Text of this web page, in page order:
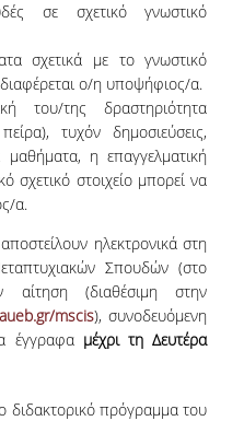
σε σχετικό γνωστικό
σχετικά με το γνωστικό
ο/η υποψήφιος/α.
του/της δραστηριότητα
τυχόν δημοσιεύσεις,
μαθήματα, η επαγγελματική
σχετικό στοιχείο μπορεί να
α.
ηλεκτρονικά στη
Σπουδών (στο
(διαθέσιμη στην
mscis), συνοδευόμενη
έγγραφα μέχρι τη Δευτέρα
διδακτορικό πρόγραμμα του